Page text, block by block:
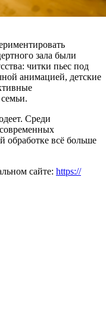
зала были
читки пьес под
анимацией, детские
Среди
обработке всё больше
сайте: https://